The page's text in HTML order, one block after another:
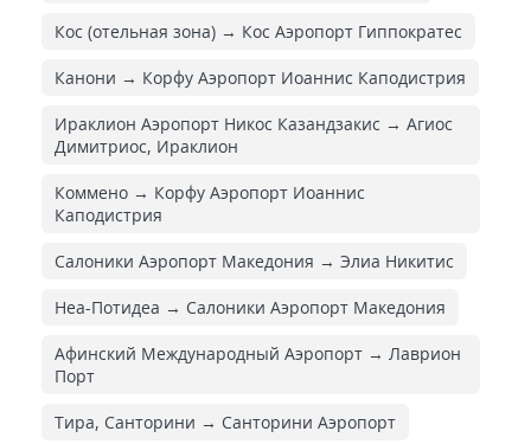
Кос (отельная зона) → Кос Аэропорт Гиппократес
Канони → Корфу Аэропорт Иоаннис Каподистрия
Ираклион Аэропорт Никос Казандзакис → Агиос
Димитриос, Ираклион
Коммено → Корфу Аэропорт Иоаннис
Каподистрия
Салоники Аэропорт Македония → Элиа Никитис
Неа-Потидеа → Салоники Аэропорт Македония
Афинский Международный Аэропорт → Лаврион
Порт
Тира, Санторини → Санторини Аэропорт